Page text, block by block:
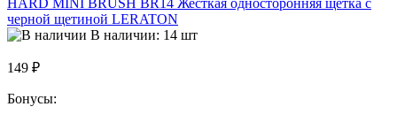
черной щетиной LERATON
В наличии: 14 шт
149 ₽
Бонусы: